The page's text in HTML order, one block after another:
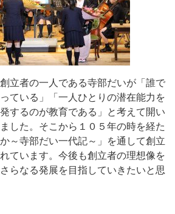
立者の一人である寺部だいが「誰で
ている」「一人ひとりの潜在能力を
するのが教育である」と考えて開い
した。そこから１０５年の時を経た
～寺部だい一代記～」を通して創立
ています。今後も創立者の理想像を
らなる発展を目指していきたいと思